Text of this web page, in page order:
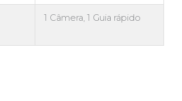
1 Câmera, 1 Guia rápido